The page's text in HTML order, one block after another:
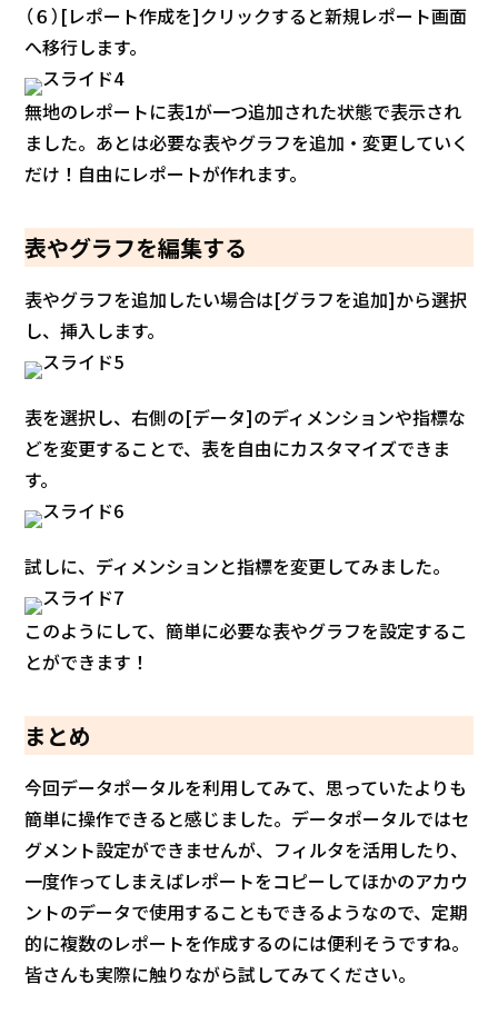
（６）[レポート作成を]クリックすると新規レポート画面
へ移行します。
無地のレポートに表1が一つ追加された状態で表示され
ました。あとは必要な表やグラフを追加・変更していく
だけ！自由にレポートが作れます。
表やグラフを編集する
表やグラフを追加したい場合は[グラフを追加]から選択
し、挿入します。
表を選択し、右側の[データ]のディメンションや指標な
どを変更することで、表を自由にカスタマイズできま
す。
試しに、ディメンションと指標を変更してみました。
このようにして、簡単に必要な表やグラフを設定するこ
とができます！
まとめ
今回データポータルを利用してみて、思っていたよりも
簡単に操作できると感じました。データポータルではセ
グメント設定ができませんが、フィルタを活用したり、
一度作ってしまえばレポートをコピーしてほかのアカウ
ントのデータで使用することもできるようなので、定期
的に複数のレポートを作成するのには便利そうですね。
皆さんも実際に触りながら試してみてください。